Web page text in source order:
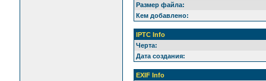
Размер файла:
Кем добавлено:
IPTC Info
Черта:
Дата создания:
EXIF Info